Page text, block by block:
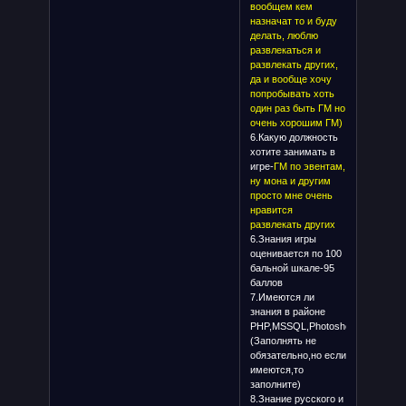
вообщем кем
назначат то и буду
делать, люблю
развлекаться и
развлекать других,
да и вообще хочу
попробывать хоть
один раз быть ГМ но
очень хорошим ГМ)
6.Какую должность
хотите занимать в
игре-ГМ по эвентам,
ну мона и другим
просто мне очень
нравится
развлекать других
6.Знания игры
оценивается по 100
бальной шкале-95
баллов
7.Имеются ли
знания в районе
PHP,MSSQL,Photoshop
(Заполнять не
обязательно,но если
имеются,то
заполните)
8.Знание русского и